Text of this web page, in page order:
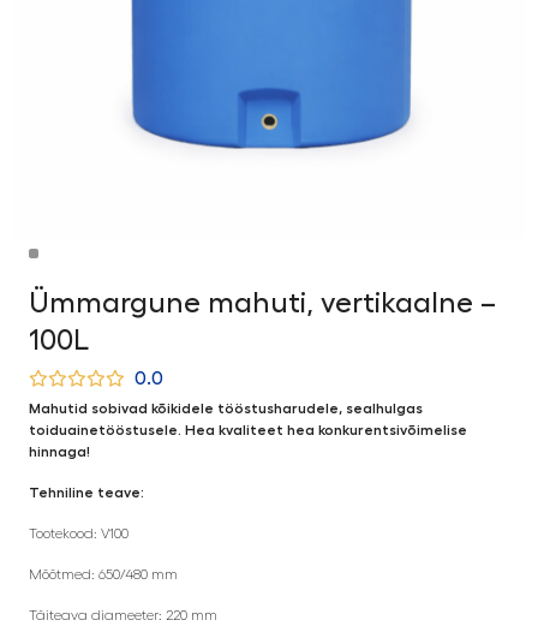
Ümmargune mahuti, vertikaalne –
100L
0.0
Mahutid sobivad kõikidele tööstusharudele, sealhulgas
toiduainetööstusele. Hea kvaliteet hea konkurentsivõimelise
hinnaga!
Tehniline teave:
Tootekood: V100
Mõõtmed: 650/480 mm
Täiteava diameeter: 220 mm